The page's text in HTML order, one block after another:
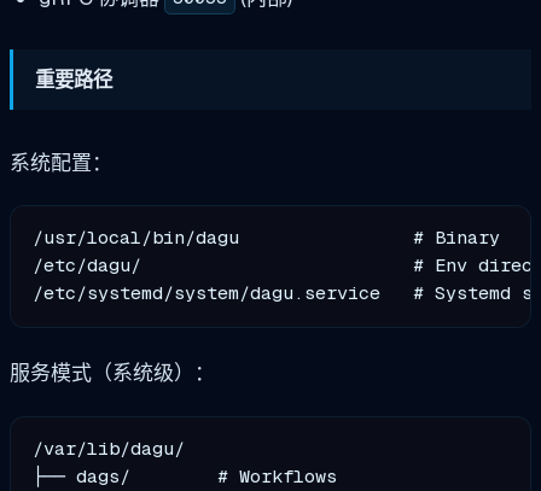
重要路径
系统配置：
/usr/local/bin/dagu                # Binary
/etc/dagu/                         # Env
服务模式（系统级）：
/var/lib/dagu/
├── dags/        # Workflows